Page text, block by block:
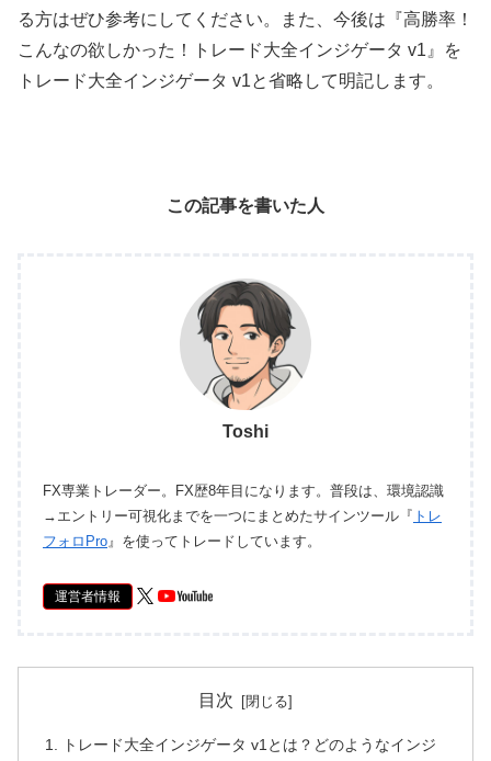
る方はぜひ参考にしてください。また、今後は『高勝率！
こんなの欲しかった！トレード大全インジゲータ v1』を
トレード大全インジゲータ v1と省略して明記します。
この記事を書いた人
Toshi
FX専業トレーダー。FX歴8年目になります。普段は、環境認識
→エントリー可視化までを一つにまとめたサインツール『 トレ
フォロPro』を使ってトレードしています。
運営者情報
目次
トレード大全インジゲータ v1とは？どのようなインジ